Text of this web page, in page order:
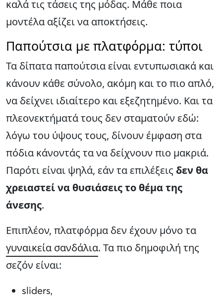
καλά τις τάσεις της μόδας. Μάθε ποια
μοντέλα αξίζει να αποκτήσεις.
Παπούτσια με πλατφόρμα: τύποι
Τα δίπατα παπούτσια είναι εντυπωσιακά και
κάνουν κάθε σύνολο, ακόμη και το πιο απλό,
να δείχνει ιδιαίτερο και εξεζητημένο. Και τα
πλεονεκτήματά τους δεν σταματούν εδώ:
λόγω του ύψους τους, δίνουν έμφαση στα
πόδια κάνοντάς τα να δείχνουν πιο μακριά.
Παρότι είναι ψηλά, εάν τα επιλέξεις δεν θα
χρειαστεί να θυσιάσεις το θέμα της
άνεσης.
Επιπλέον, πλατφόρμα δεν έχουν μόνο τα
γυναικεία σανδάλια. Τα πιο δημοφιλή της
σεζόν είναι:
sliders,